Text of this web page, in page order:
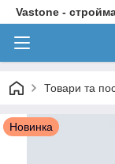
Vastone -
Товари та
Новинка